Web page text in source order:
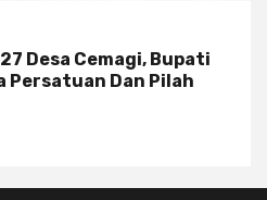
Desa Cemagi, Bupati
Persatuan Dan Pilah